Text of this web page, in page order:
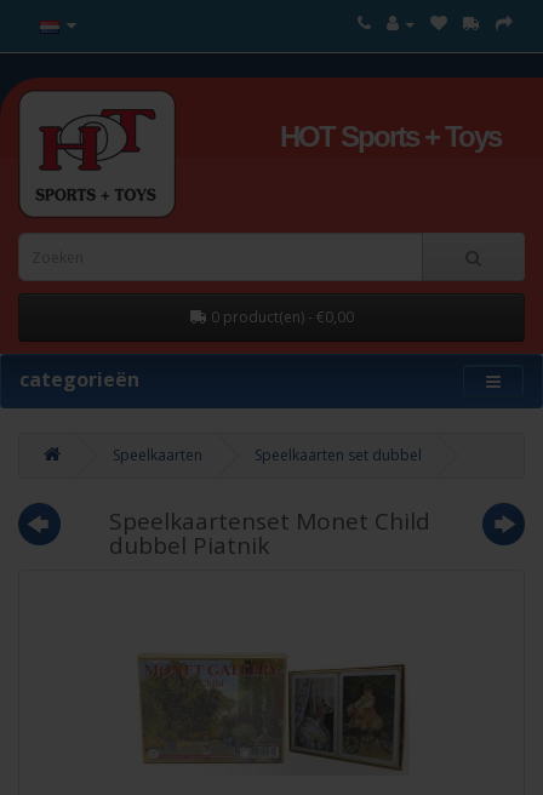
HOT Sports + Toys
0 product(en) - €0,00
categorieën
Speelkaarten Speelkaarten set dubbel
Speelkaartenset Monet Child
dubbel Piatnik